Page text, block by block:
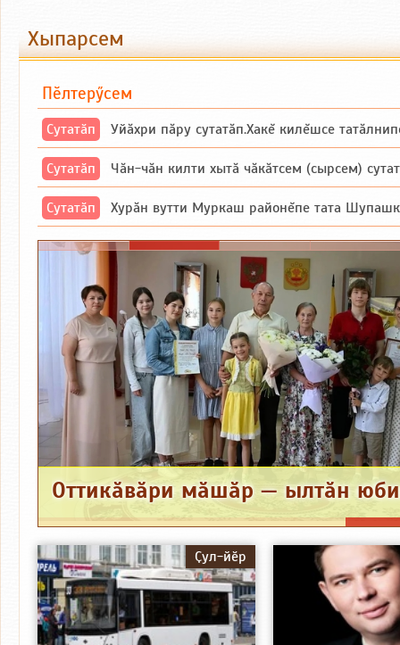
Хыпарсем
Пӗлтерӳсем
Сутатӑп Уйăхри пăру сутатăп.Хакĕ килĕшсе
Сутатӑп Чăн-чăн килти хытă чăкăтсем (сырсем) сутатпăр. Вĕсене мăн пыршă
Сутатӑп Хурăн вутти Муркаш районĕпе тата Шупашкар районĕнчи Ишлей
Ҫул-йӗр